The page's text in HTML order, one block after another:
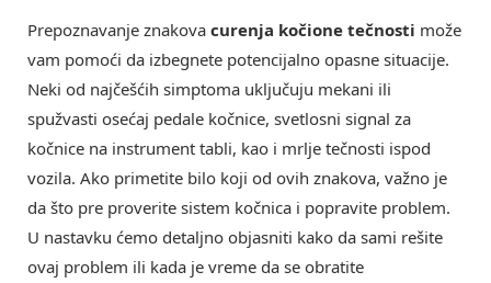
Prepoznavanje znakova curenja kočione tečnosti može
vam pomoći da izbegnete potencijalno opasne situacije.
Neki od najčešćih simptoma uključuju mekani ili
spužvasti osećaj pedale kočnice, svetlosni signal za
kočnice na instrument tabli, kao i mrlje tečnosti ispod
vozila. Ako primetite bilo koji od ovih znakova, važno je
da što pre proverite sistem kočnica i popravite problem.
U nastavku ćemo detaljno objasniti kako da sami rešite
ovaj problem ili kada je vreme da se obratite